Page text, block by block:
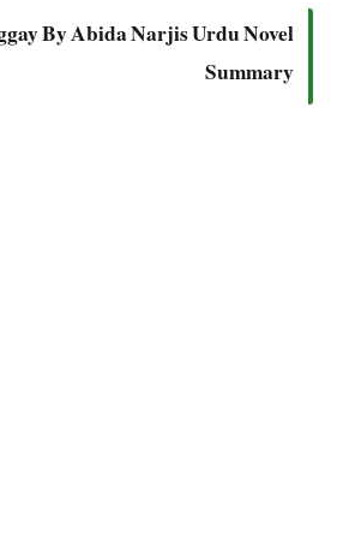
By Abida Narjis Urdu Novel
Summary